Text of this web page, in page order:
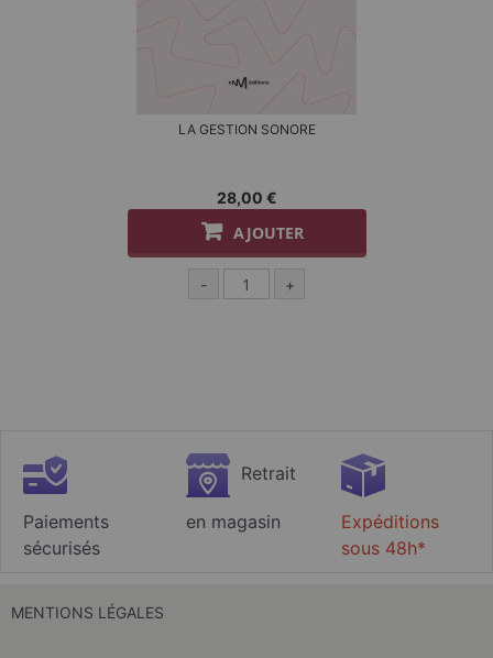
LA GESTION SONORE
28,00 €
AJOUTER
- +
Paiements
sécurisés
Retrait
en magasin
Expéditions
sous 48h*
MENTIONS LÉGALES